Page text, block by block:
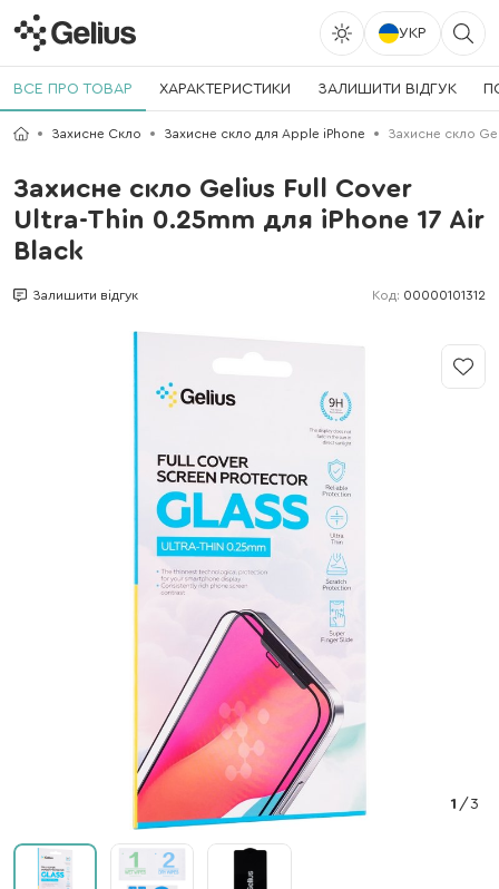
УКР
ВСЕ ПРО ТОВАР ХАРАКТЕРИСТИКИ ЗАЛИШИТИ ВІДГУК
Захисне Скло Захисне скло для Apple iPhone Захисне скло
Захисне скло Gelius Full Cover
Ultra-Thin 0.25mm для iPhone 17 Air
Black
Залишити відгук Код: 00000101312
1 /3